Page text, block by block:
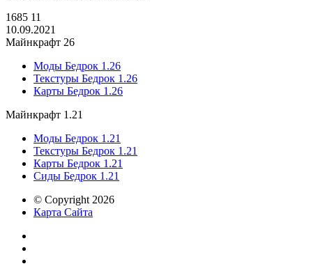
1685 11
10.09.2021
Майнкрафт 26
Моды Бедрок 1.26
Текстуры Бедрок 1.26
Карты Бедрок 1.26
Майнкрафт 1.21
Моды Бедрок 1.21
Текстуры Бедрок 1.21
Карты Бедрок 1.21
Сиды Бедрок 1.21
© Copyright 2026
Карта Сайта